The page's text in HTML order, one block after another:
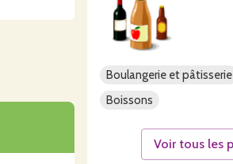
Boulangerie et pâtisserie
Boissons
Voir tous les